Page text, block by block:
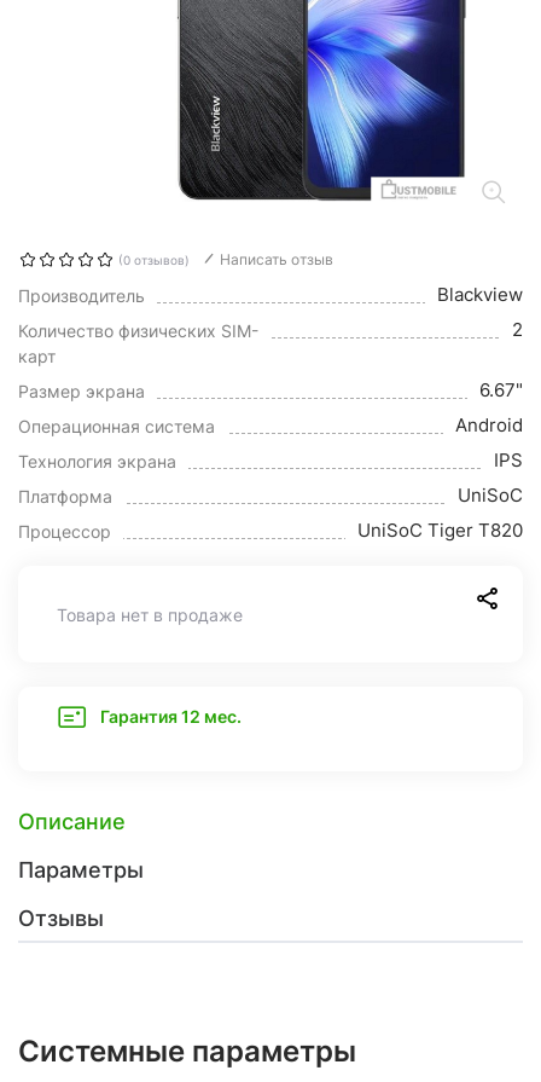
(0 отзывов) Написать отзыв
Производитель Blackview
Количество физических SIM-
карт
2
Размер экрана 6.67"
Операционная система Android
Технология экрана IPS
Платформа UniSoC
Процессор UniSoC Tiger T820
Товара нет в продаже
Гарантия 12 мес.
Описание
Параметры
Отзывы
Системные параметры